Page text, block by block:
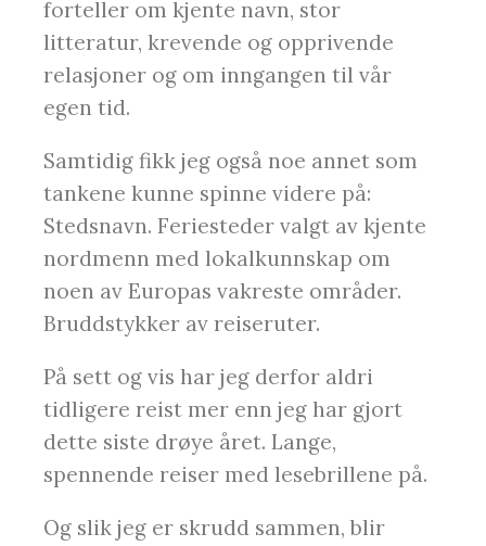
forteller om kjente navn, stor
litteratur, krevende og opprivende
relasjoner og om inngangen til vår
egen tid.
Samtidig fikk jeg også noe annet som
tankene kunne spinne videre på:
Stedsnavn. Feriesteder valgt av kjente
nordmenn med lokalkunnskap om
noen av Europas vakreste områder.
Bruddstykker av reiseruter.
På sett og vis har jeg derfor aldri
tidligere reist mer enn jeg har gjort
dette siste drøye året. Lange,
spennende reiser med lesebrillene på.
Og slik jeg er skrudd sammen, blir